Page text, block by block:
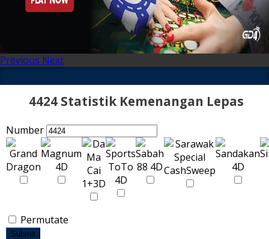
Previous Next
4424 Statistik Kemenangan Lepas
Number
Permutate
Submit